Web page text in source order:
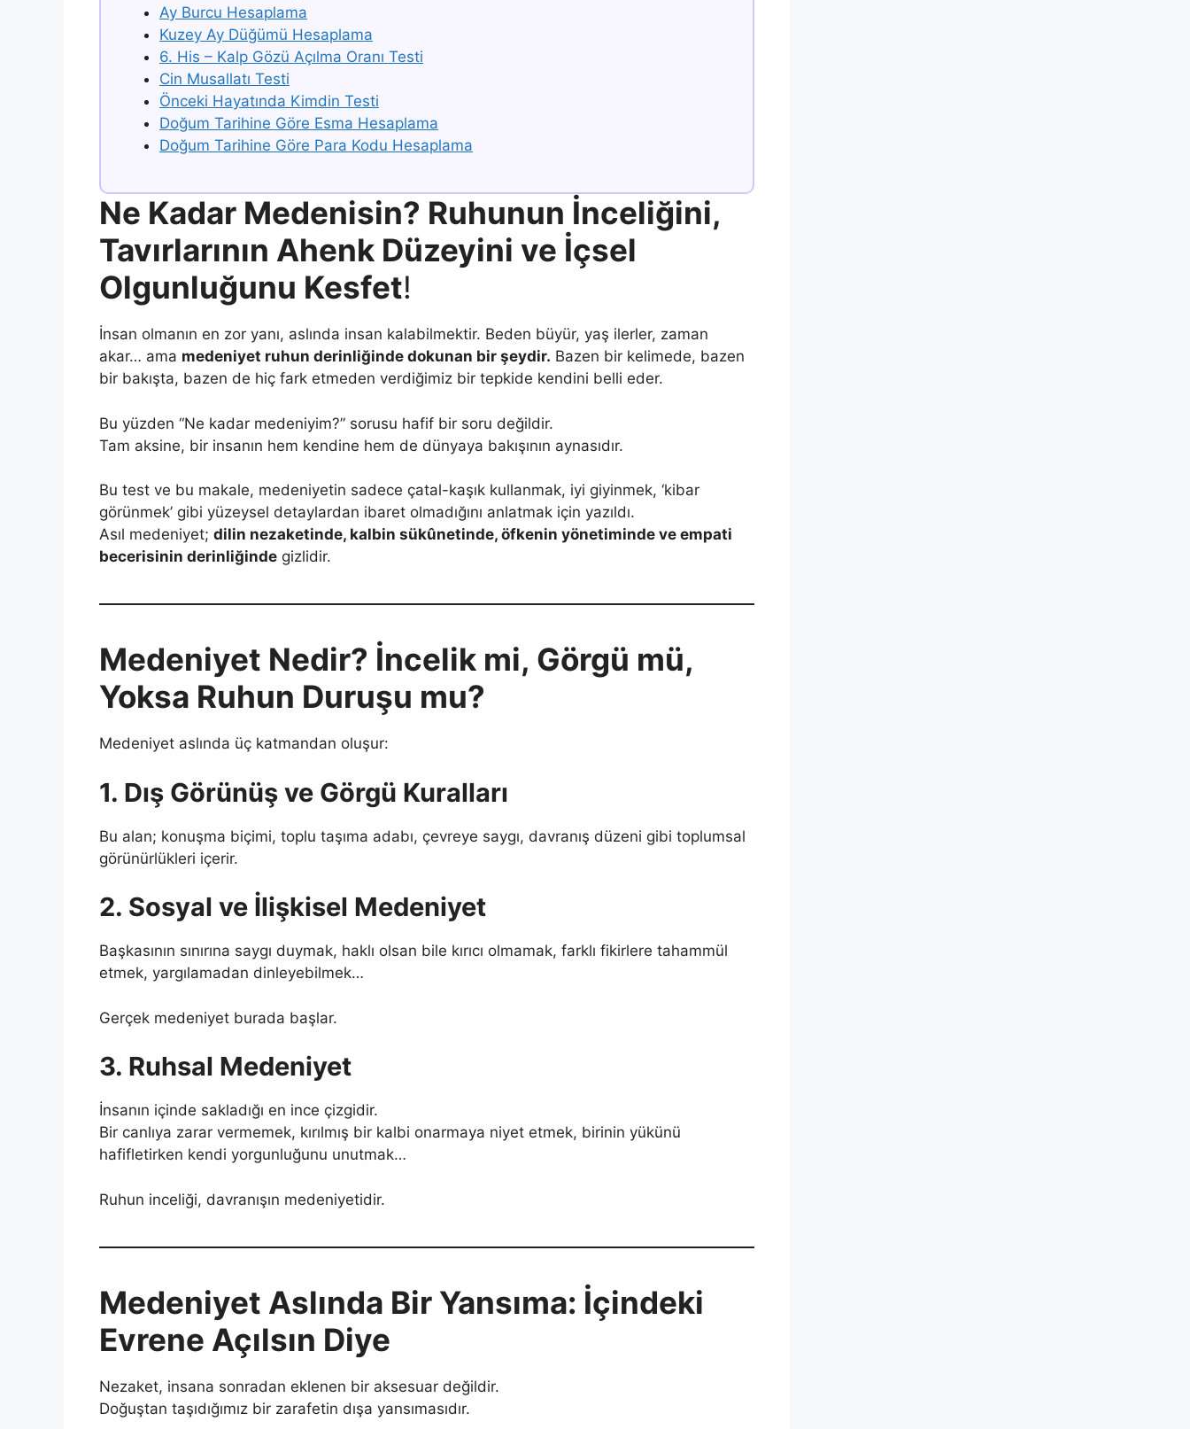
Ay Burcu Hesaplama
Kuzey Ay Düğümü Hesaplama
6. His – Kalp Gözü Açılma Oranı Testi
Cin Musallatı Testi
Önceki Hayatında Kimdin Testi
Doğum Tarihine Göre Esma Hesaplama
Doğum Tarihine Göre Para Kodu Hesaplama
Ne Kadar Medenisin? Ruhunun İnceliğini,
Tavırlarının Ahenk Düzeyini ve İçsel
Olgunluğunu Kesfet!
İnsan olmanın en zor yanı, aslında insan kalabilmektir. Beden büyür, yaş ilerler, zaman
akar… ama medeniyet ruhun derinliğinde dokunan bir şeydir. Bazen bir kelimede, bazen
bir bakışta, bazen de hiç fark etmeden verdiğimiz bir tepkide kendini belli eder.
Bu yüzden “Ne kadar medeniyim?” sorusu hafif bir soru değildir.
Tam aksine, bir insanın hem kendine hem de dünyaya bakışının aynasıdır.
Bu test ve bu makale, medeniyetin sadece çatal-kaşık kullanmak, iyi giyinmek, ‘kibar
görünmek’ gibi yüzeysel detaylardan ibaret olmadığını anlatmak için yazıldı.
Asıl medeniyet; dilin nezaketinde, kalbin sükûnetinde, öfkenin yönetiminde ve empati
becerisinin derinliğinde gizlidir.
Medeniyet Nedir? İncelik mi, Görgü mü,
Yoksa Ruhun Duruşu mu?
Medeniyet aslında üç katmandan oluşur:
1. Dış Görünüş ve Görgü Kuralları
Bu alan; konuşma biçimi, toplu taşıma adabı, çevreye saygı, davranış düzeni gibi toplumsal
görünürlükleri içerir.
2. Sosyal ve İlişkisel Medeniyet
Başkasının sınırına saygı duymak, haklı olsan bile kırıcı olmamak, farklı fikirlere tahammül
etmek, yargılamadan dinleyebilmek…
Gerçek medeniyet burada başlar.
3. Ruhsal Medeniyet
İnsanın içinde sakladığı en ince çizgidir.
Bir canlıya zarar vermemek, kırılmış bir kalbi onarmaya niyet etmek, birinin yükünü
hafifletirken kendi yorgunluğunu unutmak…
Ruhun inceliği, davranışın medeniyetidir.
Medeniyet Aslında Bir Yansıma: İçindeki
Evrene Açılsın Diye
Nezaket, insana sonradan eklenen bir aksesuar değildir.
Doğuştan taşıdığımız bir zarafetin dışa yansımasıdır.